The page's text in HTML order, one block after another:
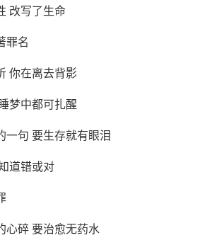
改写了生命
罪名
你在离去背影
梦中都可扎醒
一句 要生存就有眼泪
道错或对
心碎 要治愈无药水